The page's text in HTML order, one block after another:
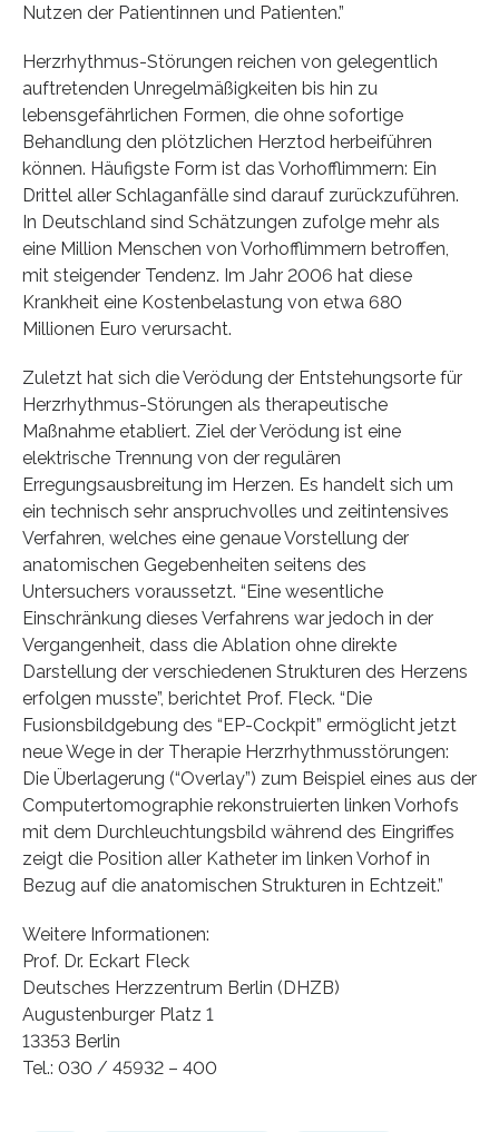
Nutzen der Patientinnen und Patienten.”
Herzrhythmus-Störungen reichen von gelegentlich
auftretenden Unregelmäßigkeiten bis hin zu
lebensgefährlichen Formen, die ohne sofortige
Behandlung den plötzlichen Herztod herbeiführen
können. Häufigste Form ist das Vorhofflimmern: Ein
Drittel aller Schlaganfälle sind darauf zurückzuführen.
In Deutschland sind Schätzungen zufolge mehr als
eine Million Menschen von Vorhofflimmern betroffen,
mit steigender Tendenz. Im Jahr 2006 hat diese
Krankheit eine Kostenbelastung von etwa 680
Millionen Euro verursacht.
Zuletzt hat sich die Verödung der Entstehungsorte für
Herzrhythmus-Störungen als therapeutische
Maßnahme etabliert. Ziel der Verödung ist eine
elektrische Trennung von der regulären
Erregungsausbreitung im Herzen. Es handelt sich um
ein technisch sehr anspruchvolles und zeitintensives
Verfahren, welches eine genaue Vorstellung der
anatomischen Gegebenheiten seitens des
Untersuchers voraussetzt. “Eine wesentliche
Einschränkung dieses Verfahrens war jedoch in der
Vergangenheit, dass die Ablation ohne direkte
Darstellung der verschiedenen Strukturen des Herzens
erfolgen musste”, berichtet Prof. Fleck. “Die
Fusionsbildgebung des “EP-Cockpit” ermöglicht jetzt
neue Wege in der Therapie Herzrhythmusstörungen:
Die Überlagerung (“Overlay”) zum Beispiel eines aus der
Computertomographie rekonstruierten linken Vorhofs
mit dem Durchleuchtungsbild während des Eingriffes
zeigt die Position aller Katheter im linken Vorhof in
Bezug auf die anatomischen Strukturen in Echtzeit.”
Weitere Informationen:
Prof. Dr. Eckart Fleck
Deutsches Herzzentrum Berlin (DHZB)
Augustenburger Platz 1
13353 Berlin
Tel.: 030 / 45932 – 400